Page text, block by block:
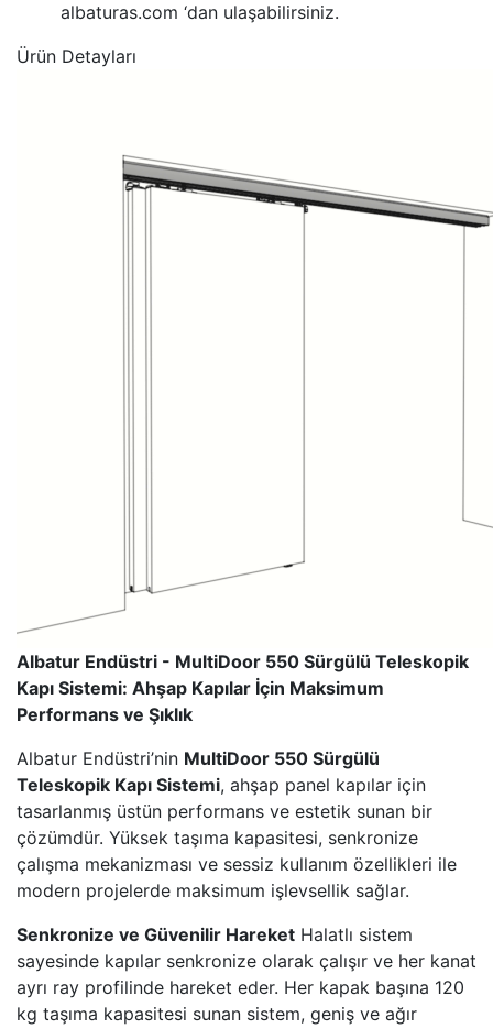
albaturas.com ‘dan ulaşabilirsiniz.
Ürün Detayları
Albatur Endüstri - MultiDoor 550 Sürgülü Teleskopik
Kapı Sistemi: Ahşap Kapılar İçin Maksimum
Performans ve Şıklık
Albatur Endüstri’nin MultiDoor 550 Sürgülü
Teleskopik Kapı Sistemi, ahşap panel kapılar için
tasarlanmış üstün performans ve estetik sunan bir
çözümdür. Yüksek taşıma kapasitesi, senkronize
çalışma mekanizması ve sessiz kullanım özellikleri ile
modern projelerde maksimum işlevsellik sağlar.
Senkronize ve Güvenilir Hareket Halatlı sistem
sayesinde kapılar senkronize olarak çalışır ve her kanat
ayrı ray profilinde hareket eder. Her kapak başına 120
kg taşıma kapasitesi sunan sistem, geniş ve ağır